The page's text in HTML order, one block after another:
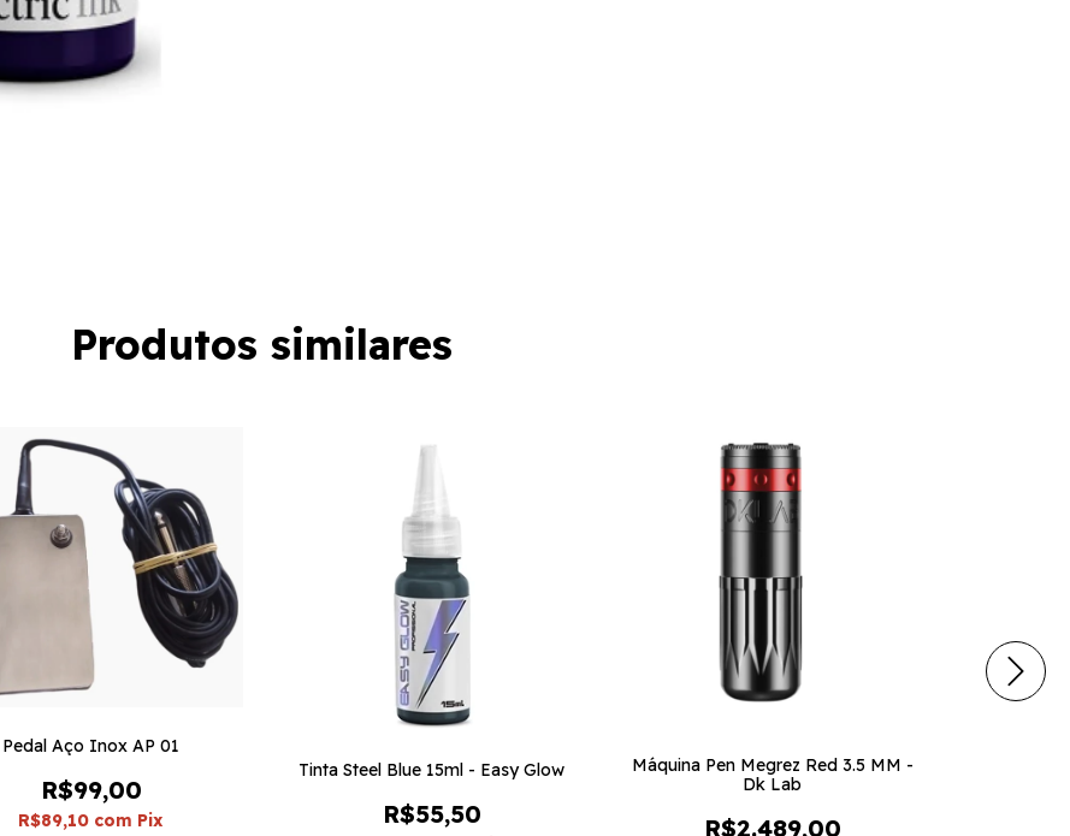
Produtos similares
Pedal Aço Inox AP 01
R$99,00
R$89,10 com Pix
Tinta Steel Blue 15ml - Easy Glow
R$55,50
Máquina Pen Megrez Red 3.5 MM -
Dk Lab
R$2.489,00